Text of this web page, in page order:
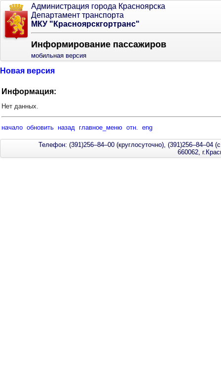
Администрация города Красноярска
Департамент транспорта
МКУ "Красноярскгортранс"
Информирование пассажиров
мобильная версия
Новая версия
Информация:
Нет данных.
начало обновить назад главное_меню отн. eng
Телефон: (391)256–84–00 (круглосуточно), (391)256–84–04
660062,